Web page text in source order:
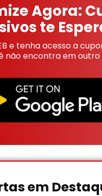
Agora:
te
e tenha acesso a
não encontra em outro
em